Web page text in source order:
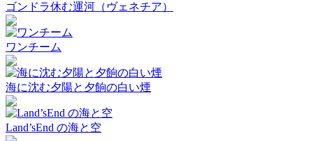
ゴンドラ休む運河（ヴェネチア）
ワンチーム
海に沈む夕陽と夕餉の白い煙
Land’sEnd の海と空